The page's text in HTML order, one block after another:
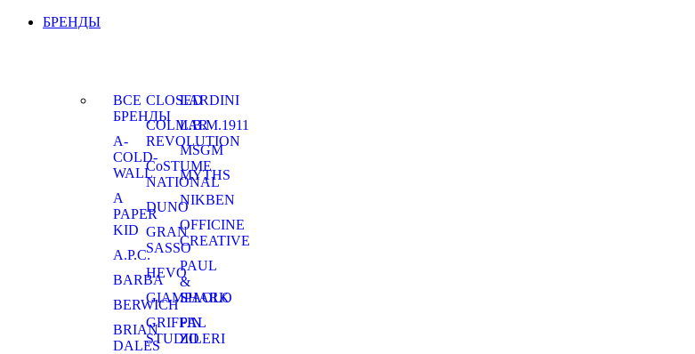
БРЕНДЫ
ВСЕ
БРЕНДЫ
A-
COLD-
WALL
A
PAPER
KID
A.P.C.
BARBA
BERWICH
BRIAN
DALES
CLOSED
COLMAR
REVOLUTION
CoSTUME
NATIONAL
DUNO
GRAN
SASSO
HEVO
GIAMPAOLO
GRIFFIN
STUDIO
LARDINI
L.B.M.1911
MSGM
MYTHS
NIKBEN
OFFICINE
CREATIVE
PAUL
&
SHARK
PAL
ZILERI